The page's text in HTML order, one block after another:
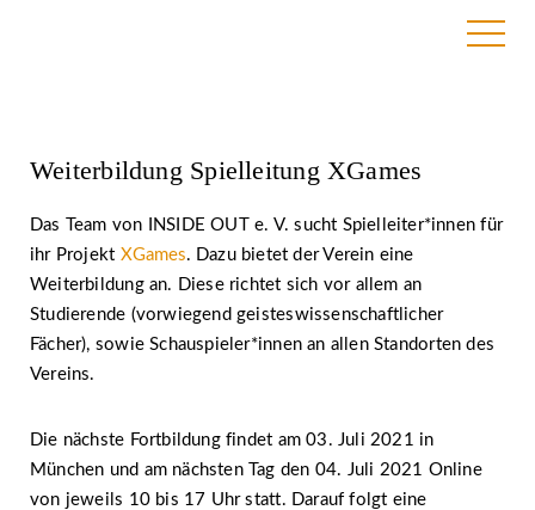
Weiterbildung Spielleitung XGames
Das Team von INSIDE OUT e. V. sucht Spielleiter*innen für
ihr Projekt XGames. Dazu bietet der Verein eine
Weiterbildung an. Diese richtet sich vor allem an
Studierende (vorwiegend geisteswissenschaftlicher
Fächer), sowie Schauspieler*innen an allen Standorten des
Vereins.
Die nächste Fortbildung findet am 03. Juli 2021 in
München und am nächsten Tag den 04. Juli 2021 Online
von jeweils 10 bis 17 Uhr statt. Darauf folgt eine